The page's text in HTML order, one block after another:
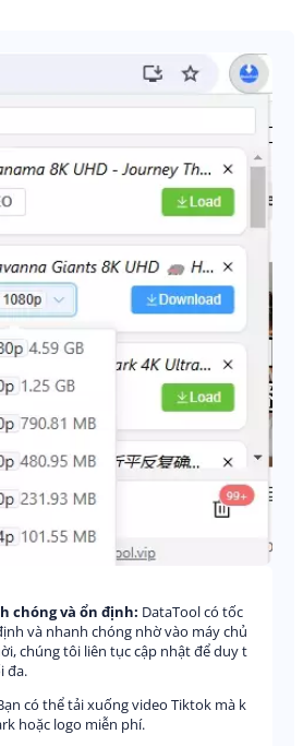
chóng và ổn định: DataTool có tốc
và nhanh chóng nhờ vào máy chủ
chúng tôi liên tục cập nhật để duy t
đa.
có thể tải xuống video Tiktok mà k
hoặc logo miễn phí.